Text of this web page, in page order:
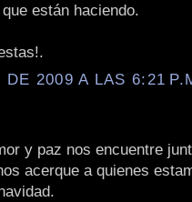
están haciendo.
2009 A LAS 6:21
y paz nos encuentre
acerque a quienes